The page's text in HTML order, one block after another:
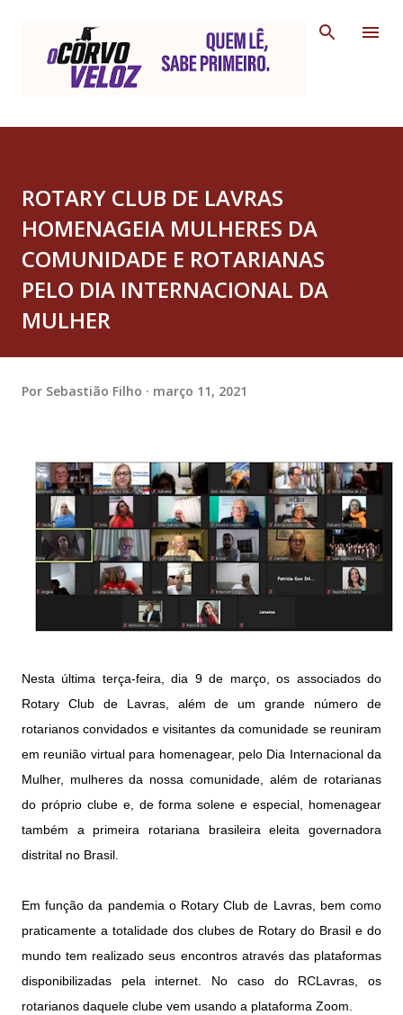
ROTARY CLUB DE LAVRAS
HOMENAGEIA MULHERES DA
COMUNIDADE E ROTARIANAS
PELO DIA INTERNACIONAL DA
MULHER
Por Sebastião Filho março 11, 2021
Nesta última terça-feira, dia 9 de março, os associados do
Rotary Club de Lavras, além de um grande número de
rotarianos convidados e visitantes da comunidade se reuniram
em reunião virtual para homenagear, pelo Dia Internacional da
Mulher, mulheres da nossa comunidade, além de rotarianas
do próprio clube e, de forma solene e especial, homenagear
também a primeira rotariana brasileira eleita governadora
distrital no Brasil.
Em função da pandemia o Rotary Club de Lavras, bem como
praticamente a totalidade dos clubes de Rotary do Brasil e do
mundo tem realizado seus encontros através das plataformas
disponibilizadas pela internet. No caso do RCLavras, os
rotarianos daquele clube vem usando a plataforma Zoom.